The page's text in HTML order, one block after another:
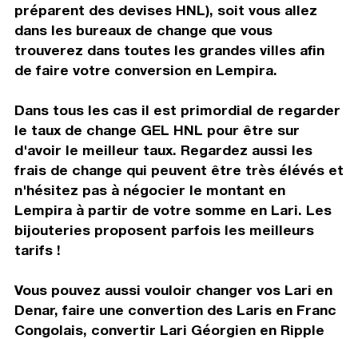
préparent des devises HNL), soit vous allez
dans les bureaux de change que vous
trouverez dans toutes les grandes villes afin
de faire votre conversion en Lempira.
Dans tous les cas il est primordial de regarder
le taux de change GEL HNL pour être sur
d'avoir le meilleur taux. Regardez aussi les
frais de change qui peuvent être très élévés et
n'hésitez pas à négocier le montant en
Lempira à partir de votre somme en Lari. Les
bijouteries proposent parfois les meilleurs
tarifs !
Vous pouvez aussi vouloir changer vos Lari en
Denar, faire une convertion des Laris en Franc
Congolais, convertir Lari Géorgien en Ripple